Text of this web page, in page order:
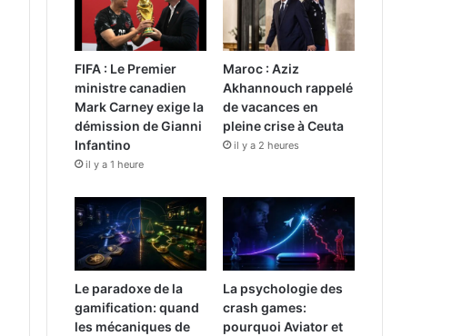
FIFA : Le Premier
ministre canadien
Mark Carney exige la
démission de Gianni
Infantino
il y a 1 heure
Maroc : Aziz
Akhannouch rappelé
de vacances en
pleine crise à Ceuta
il y a 2 heures
Le paradoxe de la
gamification: quand
les mécaniques de
La psychologie des
crash games:
pourquoi Aviator et